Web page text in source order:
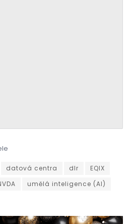
s dalšími technologickými
datová centra dlr
EQIX
umělá inteligence (AI)